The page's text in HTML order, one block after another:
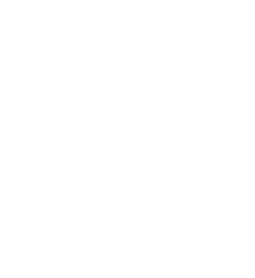
Estas son las
iniciativas de ayuda